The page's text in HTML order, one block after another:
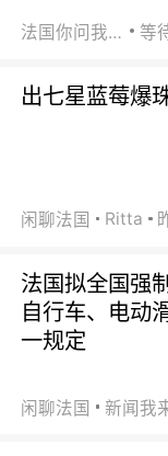
法国你问我答 等
出七星蓝莓爆
闲聊法国 Ritta
法国拟全国强
自行车、电动
一规定
闲聊法国 新闻我